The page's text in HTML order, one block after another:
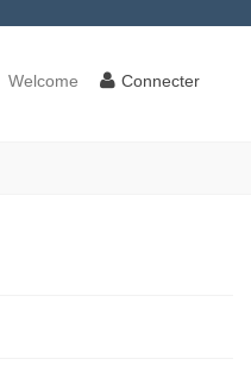
Welcome Connecter